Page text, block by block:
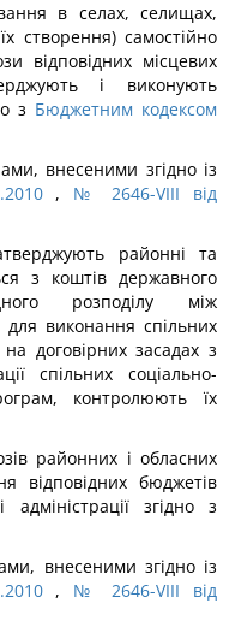
в селах, селищах,
створення) самостійно
відповідних місцевих
і виконують
з Бюджетним кодексом
внесеними згідно із
, № 2646-VIII від
районні та
з коштів державного
розподілу між
виконання спільних
договірних засадах з
спільних соціально-
контролюють їх
районних і обласних
відповідних бюджетів
згідно з
внесеними згідно із
, № 2646-VIII від